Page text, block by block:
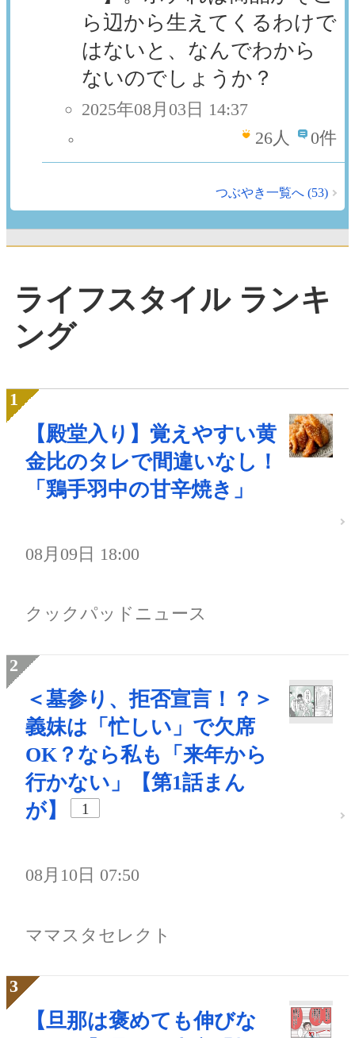
ら辺から生えてくるわけで
はないと、なんでわから
ないのでしょうか？
2025年08月03日 14:37
26人 0件
つぶやき一覧へ (53)
ライフスタイル ランキ
ング
【殿堂入り】覚えやすい黄
金比のタレで間違いなし！
「鶏手羽中の甘辛焼き」
08月09日 18:00
クックパッドニュース
＜墓参り、拒否宣言！？＞
義妹は「忙しい」で欠席
OK？なら私も「来年から
行かない」【第1話まん
が】
1
08月10日 07:50
ママスタセレクト
【旦那は褒めても伸びな